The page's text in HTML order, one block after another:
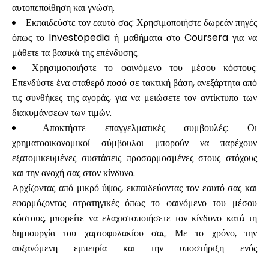
αυτοπεποίθηση και γνώση.
Εκπαιδεύστε τον εαυτό σας: Χρησιμοποιήστε δωρεάν πηγές
όπως το Investopedia ή μαθήματα στο Coursera για να
μάθετε τα βασικά της επένδυσης.
Χρησιμοποιήστε το φαινόμενο του μέσου κόστους:
Επενδύστε ένα σταθερό ποσό σε τακτική βάση, ανεξάρτητα από
τις συνθήκες της αγοράς, για να μειώσετε τον αντίκτυπο των
διακυμάνσεων των τιμών.
Αποκτήστε επαγγελματικές συμβουλές: Οι
χρηματοοικονομικοί σύμβουλοι μπορούν να παρέχουν
εξατομικευμένες συστάσεις προσαρμοσμένες στους στόχους
και την ανοχή σας στον κίνδυνο.
Αρχίζοντας από μικρό ύψος, εκπαιδεύοντας τον εαυτό σας και
εφαρμόζοντας στρατηγικές όπως το φαινόμενο του μέσου
κόστους, μπορείτε να ελαχιστοποιήσετε τον κίνδυνο κατά τη
δημιουργία του χαρτοφυλακίου σας. Με το χρόνο, την
αυξανόμενη εμπειρία και την υποστήριξη ενός